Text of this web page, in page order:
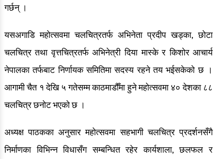
गर्छन् ।
यसअगाडि महोत्सवमा चलचित्रतर्फ अभिनेता प्रदीप खड्का, छोटा
चलचित्र तथा वृत्तचित्रतर्फ अभिनेत्री दिया मास्के र किशोर आचार्य
नेपालका तर्फबाट निर्णायक समितिमा सदस्य रहने तय भईसकेको छ ।
आगामी चैत १ देखि ५ गतेसम्म काठमाडौँमा हुने महोत्सवमा ४० देशका ८८
चलचित्र छनोट भएको छ ।
अध्यक्ष पाठकका अनुसार महोत्सवमा सहभागी चलचित्र प्रदर्शनसँगै
निर्माणका विभिन्न विधासँग सम्बन्धित रहेर कार्यशाला, छलफल र